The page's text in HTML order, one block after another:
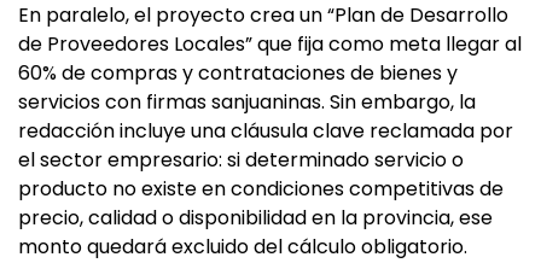
En paralelo, el proyecto crea un “Plan de Desarrollo
de Proveedores Locales” que fija como meta llegar al
60% de compras y contrataciones de bienes y
servicios con firmas sanjuaninas. Sin embargo, la
redacción incluye una cláusula clave reclamada por
el sector empresario: si determinado servicio o
producto no existe en condiciones competitivas de
precio, calidad o disponibilidad en la provincia, ese
monto quedará excluido del cálculo obligatorio.